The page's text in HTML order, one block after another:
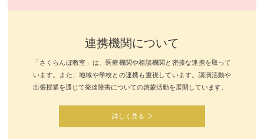
連携機関について
「さくらんぼ教室」は、医療機関や相談機関と密接な連携を取って
います。また、地域や学校との連携も重視しています。講演活動や
出張授業を通じて発達障害についての啓蒙活動を展開しています。
詳しく見る